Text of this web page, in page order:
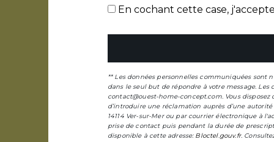
En cochant cette case,
** Les données personnelles communiquées sont
dans le seul but de répondre à votre message. Les
contact@ouest-home-concept.com. Vous
d’introduire une réclamation auprès d’une
14114 Ver-sur-Mer ou par courrier électronique à
prise de contact puis pendant la durée de
disponible à cette adresse: Bloctel.gouv.fr.